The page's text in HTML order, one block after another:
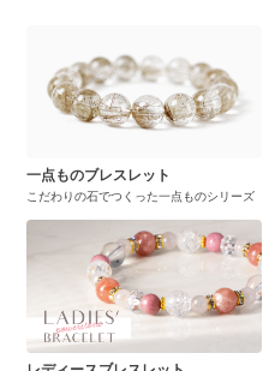
一点ものブレスレット
こだわりの石でつくった一点ものシリーズ